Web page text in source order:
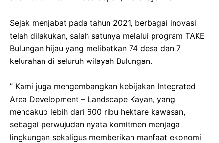
‎Sejak menjabat pada tahun 2021, berbagai inovasi
telah dilakukan, salah satunya melalui program TAKE
Bulungan hijau yang melibatkan 74 desa dan 7
kelurahan di seluruh wilayah Bulungan.
‎” Kami juga mengembangkan kebijakan Integrated
Area Development – Landscape Kayan, yang
mencakup lebih dari 600 ribu hektare kawasan,
sebagai perwujudan nyata komitmen menjaga
lingkungan sekaligus memberikan manfaat ekonomi